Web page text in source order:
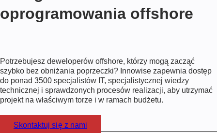
oprogramowania offshore
Potrzebujesz deweloperów offshore, którzy mogą zacząć
szybko bez obniżania poprzeczki? Innowise zapewnia dostęp
do ponad 3500 specjalistów IT, specjalistycznej wiedzy
technicznej i sprawdzonych procesów realizacji, aby utrzymać
projekt na właściwym torze i w ramach budżetu.
Skontaktuj się z nami